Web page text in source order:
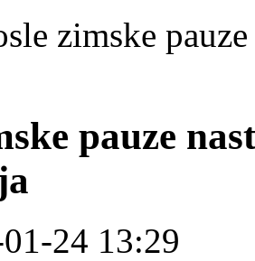
zimske
pauze
24 13:29